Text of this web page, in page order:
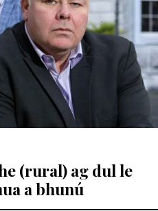
(rural) ag dul le
a bhunú